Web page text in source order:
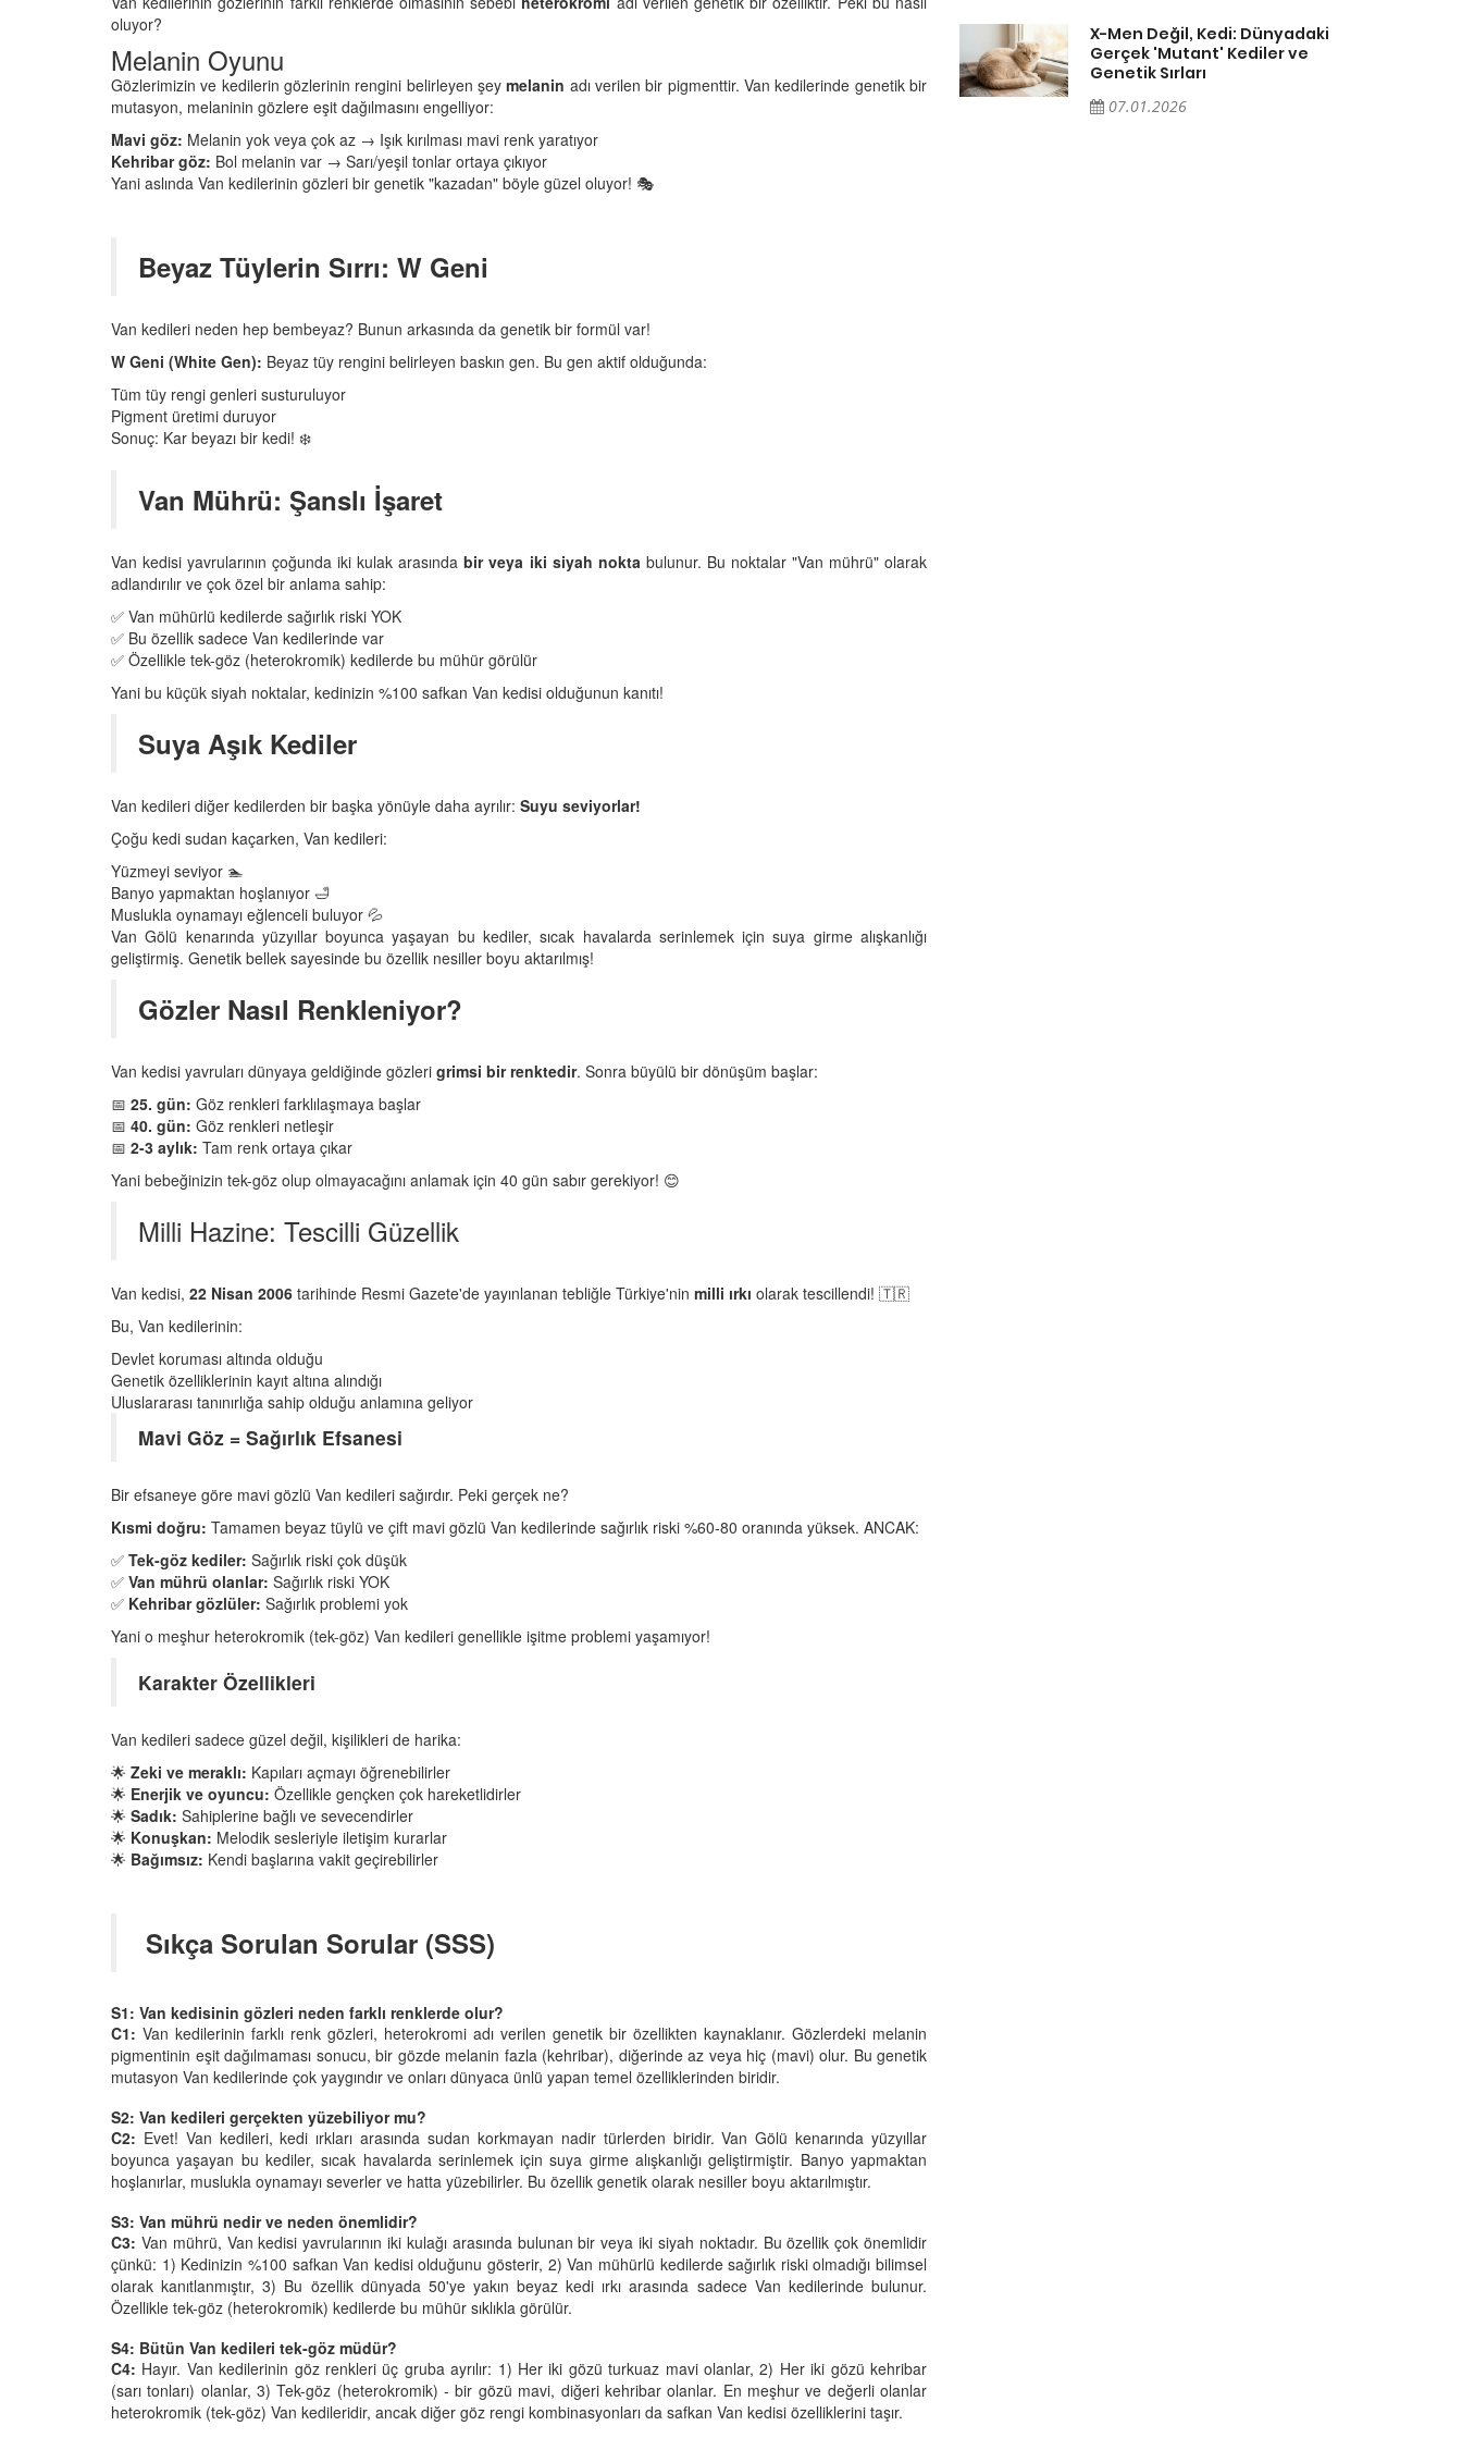
oluyor?
Melanin Oyunu
Gözlerimizin ve kedilerin gözlerinin rengini belirleyen şeymelanin adı verilen bir pigmenttir. Van kedilerinde genetik bir
mutasyon, melaninin gözlere eşit dağılmasını engelliyor:
Mavi göz: Melanin yok veya çok az → Işık kırılması mavi renk yaratıyor
Kehribar göz: Bol melanin var → Sarı/yeşil tonlar ortaya çıkıyor
Yani aslında Van kedilerinin gözleri bir genetik "kazadan" böyle güzel oluyor! 🎭
Beyaz Tüylerin Sırrı: W Geni
Van kedileri neden hep bembeyaz? Bunun arkasında da genetik bir formül var!
W Geni (White Gen): Beyaz tüy rengini belirleyen baskın gen. Bu gen aktif olduğunda:
Tüm tüy rengi genleri susturuluyor
Pigment üretimi duruyor
Sonuç: Kar beyazı bir kedi! ❄️
Van Mührü: Şanslı İşaret
Van kedisi yavrularının çoğunda iki kulak arasındabir veya iki siyah nokta bulunur. Bu noktalar "Van mührü" olarak
adlandırılır ve çok özel bir anlama sahip:
✅ Van mühürlü kedilerde sağırlık riski YOK
✅ Bu özellik sadece Van kedilerinde var
✅ Özellikle tek-göz (heterokromik) kedilerde bu mühür görülür
Yani bu küçük siyah noktalar, kedinizin %100 safkan Van kedisi olduğunun kanıtı!
Suya Aşık Kediler
Van kedileri diğer kedilerden bir başka yönüyle daha ayrılır: Suyu seviyorlar!
Çoğu kedi sudan kaçarken, Van kedileri:
Yüzmeyi seviyor 🏊
Banyo yapmaktan hoşlanıyor 🛁
Muslukla oynamayı eğlenceli buluyor 💦
Van Gölü kenarında yüzyıllar boyunca yaşayan bu kediler, sıcak havalarda serinlemek için suya girme alışkanlığı
geliştirmiş. Genetik bellek sayesinde bu özellik nesiller boyu aktarılmış!
Gözler Nasıl Renkleniyor?
Van kedisi yavruları dünyaya geldiğinde gözleri grimsi bir renktedir. Sonra büyülü bir dönüşüm başlar:
📅 25. gün: Göz renkleri farklılaşmaya başlar
📅 40. gün: Göz renkleri netleşir
📅 2-3 aylık: Tam renk ortaya çıkar
Yani bebeğinizin tek-göz olup olmayacağını anlamak için 40 gün sabır gerekiyor! 😊
Milli Hazine: Tescilli Güzellik
Van kedisi, 22 Nisan 2006 tarihinde Resmi Gazete'de yayınlanan tebliğle Türkiye'nin milli ırkı olarak tescillendi! 🇹🇷
Bu, Van kedilerinin:
Devlet koruması altında olduğu
Genetik özelliklerinin kayıt altına alındığı
Uluslararası tanınırlığa sahip olduğu anlamına geliyor
Mavi Göz = Sağırlık Efsanesi
Bir efsaneye göre mavi gözlü Van kedileri sağırdır. Peki gerçek ne?
Kısmi doğru: Tamamen beyaz tüylü ve çift mavi gözlü Van kedilerinde sağırlık riski %60-80 oranında yüksek. ANCAK:
✅ Tek-göz kediler: Sağırlık riski çok düşük
✅ Van mührü olanlar: Sağırlık riski YOK
✅ Kehribar gözlüler: Sağırlık problemi yok
Yani o meşhur heterokromik (tek-göz) Van kedileri genellikle işitme problemi yaşamıyor!
Karakter Özellikleri
Van kedileri sadece güzel değil, kişilikleri de harika:
🌟 Zeki ve meraklı: Kapıları açmayı öğrenebilirler
🌟 Enerjik ve oyuncu: Özellikle gençken çok hareketlidirler
🌟 Sadık: Sahiplerine bağlı ve sevecendirler
🌟 Konuşkan: Melodik sesleriyle iletişim kurarlar
🌟 Bağımsız: Kendi başlarına vakit geçirebilirler
Sıkça Sorulan Sorular (SSS)
S1: Van kedisinin gözleri neden farklı renklerde olur?
C1: Van kedilerinin farklı renk gözleri, heterokromi adı verilen genetik bir özellikten kaynaklanır. Gözlerdeki melanin
pigmentinin eşit dağılmaması sonucu, bir gözde melanin fazla (kehribar), diğerinde az veya hiç (mavi) olur. Bu genetik
mutasyon Van kedilerinde çok yaygındır ve onları dünyaca ünlü yapan temel özelliklerinden biridir.
S2: Van kedileri gerçekten yüzebiliyor mu?
C2: Evet! Van kedileri, kedi ırkları arasında sudan korkmayan nadir türlerden biridir. Van Gölü kenarında yüzyıllar
boyunca yaşayan bu kediler, sıcak havalarda serinlemek için suya girme alışkanlığı geliştirmiştir. Banyo yapmaktan
hoşlanırlar, muslukla oynamayı severler ve hatta yüzebilirler. Bu özellik genetik olarak nesiller boyu aktarılmıştır.
S3: Van mührü nedir ve neden önemlidir?
C3: Van mührü, Van kedisi yavrularının iki kulağı arasında bulunan bir veya iki siyah noktadır. Bu özellik çok önemlidir
çünkü: 1) Kedinizin %100 safkan Van kedisi olduğunu gösterir, 2) Van mühürlü kedilerde sağırlık riski olmadığı bilimsel
olarak kanıtlanmıştır, 3) Bu özellik dünyada 50'ye yakın beyaz kedi ırkı arasında sadece Van kedilerinde bulunur.
Özellikle tek-göz (heterokromik) kedilerde bu mühür sıklıkla görülür.
S4: Bütün Van kedileri tek-göz müdür?
C4: Hayır. Van kedilerinin göz renkleri üç gruba ayrılır: 1) Her iki gözü turkuaz mavi olanlar, 2) Her iki gözü kehribar
(sarı tonları) olanlar, 3) Tek-göz (heterokromik) - bir gözü mavi, diğeri kehribar olanlar. En meşhur ve değerli olanlar
heterokromik (tek-göz) Van kedileridir, ancak diğer göz rengi kombinasyonları da safkan Van kedisi özelliklerini taşır.
"Evde Kedinizle
10 Yaratıcı
03.10.2025
25.09.2025
15.09.2025
Olarak Nasıl Geliştirirsiniz?
X-Men Değil, Kedi: Dünyadaki
Gerçek 'Mutant' Kediler ve
Genetik Sırları
07.01.2026